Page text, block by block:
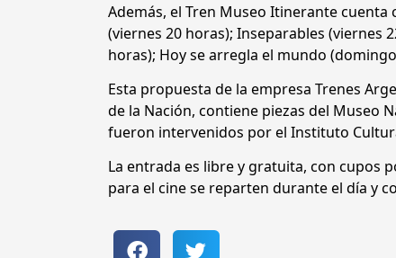
Además, el Tren Museo Itinerante cuenta
(viernes 20 horas); Inseparables (viernes
horas); Hoy se arregla el mundo
Esta propuesta de la empresa Trenes
de la Nación, contiene piezas del Museo
fueron intervenidos por el Instituto
La entrada es libre y gratuita, con cupos
para el cine se reparten durante el día y